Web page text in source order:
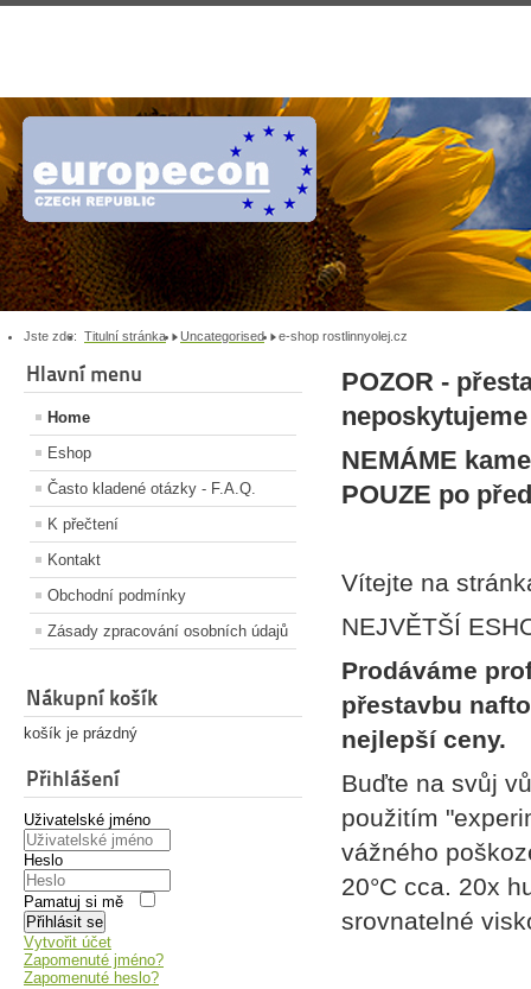
Jste zde: Titulní stránka Uncategorised e-shop rostlinnyolej.cz
Hlavní menu
Home
Eshop
Často kladené otázky - F.A.Q.
K přečtení
Kontakt
Obchodní podmínky
Zásady zpracování osobních údajů
Nákupní košík
košík je prázdný
Přihlášení
Uživatelské jméno
Heslo
Pamatuj si mě
Přihlásit se
Vytvořit účet
Zapomenuté jméno?
Zapomenuté heslo?
POZOR -
NEMÁME
POUZE po
Vítejte na
NEJVĚTŠÍ
Prodáváme
přestavbu
nejlepší ceny.
Buďte na svůj
použitím
vážného
20°C cca. 20x
srovnatelné